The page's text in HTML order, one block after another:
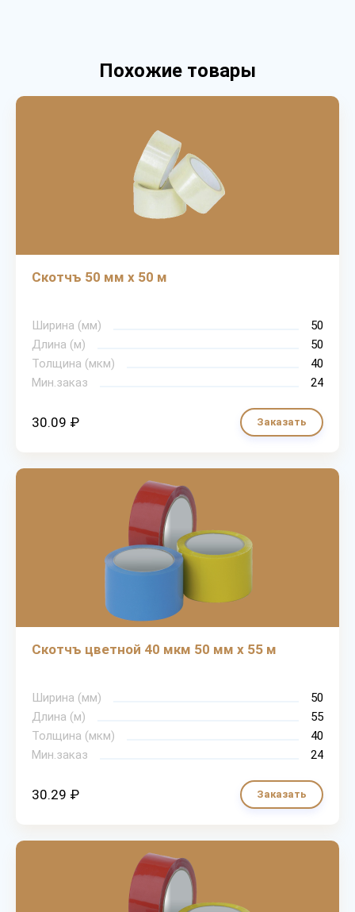
Похожие товары
Скотчъ 50 мм х 50 м
Ширина (мм)
50
Длина (м)
50
Толщина (мкм)
40
Мин.заказ
24
30.09 ₽ Заказать
Скотчъ цветной 40 мкм 50 мм х 55 м
Ширина (мм)
50
Длина (м)
55
Толщина (мкм)
40
Мин.заказ
24
30.29 ₽ Заказать